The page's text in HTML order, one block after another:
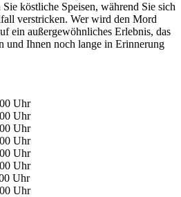
köstliche Speisen, während Sie sich
verstricken. Wer wird den Mord
ein außergewöhnliches Erlebnis, das
und Ihnen noch lange in Erinnerung
Uhr
Uhr
Uhr
Uhr
Uhr
Uhr
Uhr
Uhr